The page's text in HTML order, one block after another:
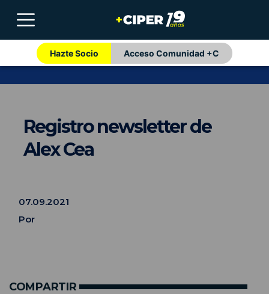
Hazte Socio Acceso Comunidad +C
Registro newsletter de
Alex Cea
07.09.2021
Por
COMPARTIR